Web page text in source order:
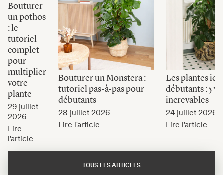
Bouturer
un pothos
: le
tutoriel
complet
pour
multiplier
votre
plante
29 juillet
2026
Lire
l'article
Bouturer un Monstera :
tutoriel pas-à-pas pour
débutants
28 juillet 2026
Lire l'article
Les plantes
débutants : 5
increvables
24 juillet 2026
Lire l'article
TOUS LES ARTICLES